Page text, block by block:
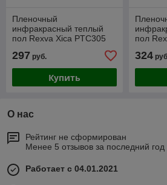
Пленочный
инфракрасный теплый
пол Rexva Xica PTC305
(Саморегулирующийся)
5.5 м2 (ширина 50см)
297 руб.
Купить
пол
6.0 м2
324
О нас
Рейтинг не сформирован
Менее 5 отзывов за последний год
Работает с 04.01.2021